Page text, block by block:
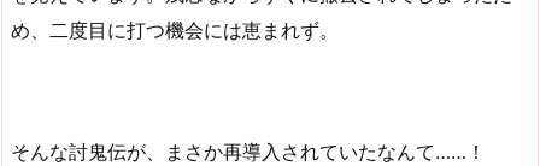
め、二度目に打つ機会には恵まれず。
そんな討鬼伝が、まさか再導入されていたなんて……！